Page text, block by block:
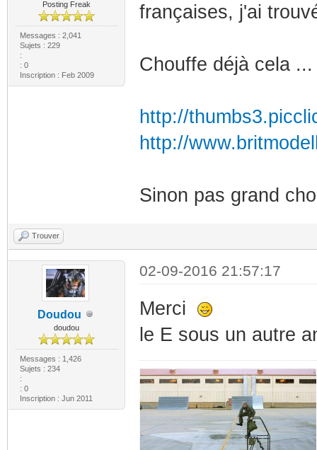
Posting Freak
Messages : 2,041
Sujets : 229
:
: 0
Inscription : Feb 2009
françaises, j'ai
Chouffe déjà cela ...
http://
http://
Sinon pas grand
Trouver
Doudou
doudou
Messages : 1,426
Sujets : 234
:
: 0
Inscription : Jun 2011
02-09-2016 21:57:17
Merci
le E sous un autre